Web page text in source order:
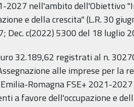
2027 nell'ambito dell'Obiettivo
e della crescita" (L.R. 30
Dec. c(2022) 5300 del 18 luglio
32.189,62 registrati al n.
alle imprese per la
Romagna FSE+ 2021-
a favore dell'occupazione e